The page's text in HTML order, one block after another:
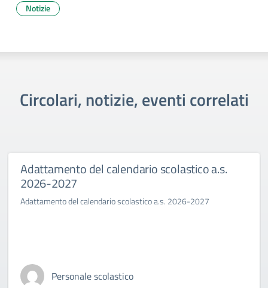
Notizie
Circolari, notizie, eventi correlati
Adattamento del calendario scolastico a.s.
2026-2027
Adattamento del calendario scolastico a.s. 2026-2027
Personale scolastico